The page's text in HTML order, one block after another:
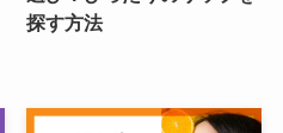
探す方法